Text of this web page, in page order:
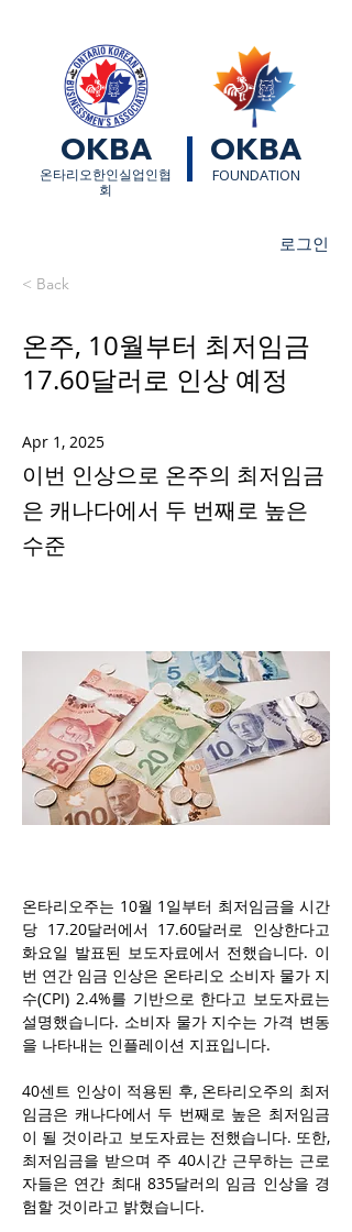
OKBA OKBA
​온타리오한인실업인협
회
FOUNDATION
로그인
< Back
온주, 10월부터 최저임금
17.60달러로 인상 예정
Apr 1, 2025
이번 인상으로 온주의 최저임금
은 캐나다에서 두 번째로 높은
수준
온타리오주는 10월 1일부터 최저임금을 시간
당 17.20달러에서 17.60달러로 인상한다고
화요일 발표된 보도자료에서 전했습니다. 이
번 연간 임금 인상은 온타리오 소비자 물가 지
수(CPI) 2.4%를 기반으로 한다고 보도자료는
설명했습니다. 소비자 물가 지수는 가격 변동
을 나타내는 인플레이션 지표입니다.
40센트 인상이 적용된 후, 온타리오주의 최저
임금은 캐나다에서 두 번째로 높은 최저임금
이 될 것이라고 보도자료는 전했습니다. 또한,
최저임금을 받으며 주 40시간 근무하는 근로
자들은 연간 최대 835달러의 임금 인상을 경
험할 것이라고 밝혔습니다.